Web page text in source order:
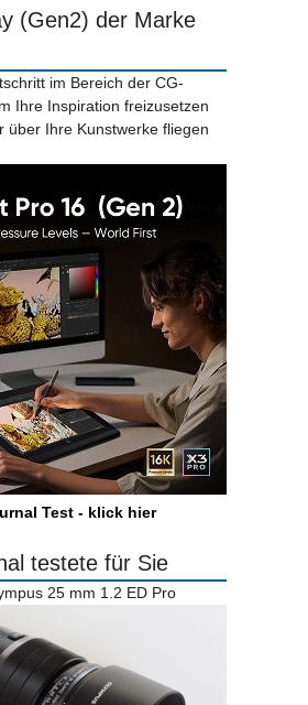
(Gen2) der Marke
im Bereich der CG-
Ihre Inspiration freizusetzen
über Ihre Kunstwerke fliegen
Test - klick hier
testete für Sie
25 mm 1.2 ED Pro